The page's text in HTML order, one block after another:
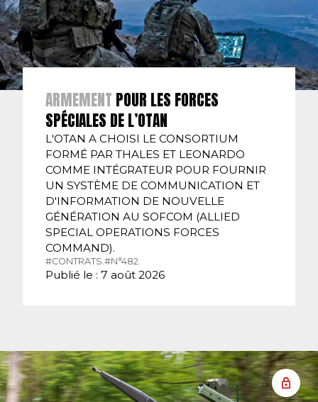
ARMEMENT POUR LES FORCES
SPÉCIALES DE L’OTAN
L'OTAN A CHOISI LE CONSORTIUM
FORMÉ PAR THALES ET LEONARDO
COMME INTÉGRATEUR POUR FOURNIR
UN SYSTÈME DE COMMUNICATION ET
D'INFORMATION DE NOUVELLE
GÉNÉRATION AU SOFCOM (ALLIED
SPECIAL OPERATIONS FORCES
COMMAND).
#CONTRATS. #N°482.
Publié le : 7 août 2026